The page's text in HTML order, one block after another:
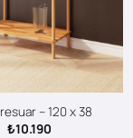
– 120 x 38
₺10.190